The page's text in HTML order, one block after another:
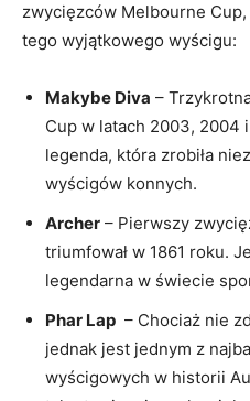
zwycięzców Melbourne
tego wyjątkowego wyścigu:
Makybe ‌Diva –
Cup w latach 2003, 2004
legenda, która zrobiła
wyścigów konnych.
Archer – Pierwszy
triumfował w 1861 ⁤roku.
legendarna w świecie
Phar Lap
– Chociaż‌ nie‍
jednak jest‍ jednym z⁢
‌wyścigowych w historii